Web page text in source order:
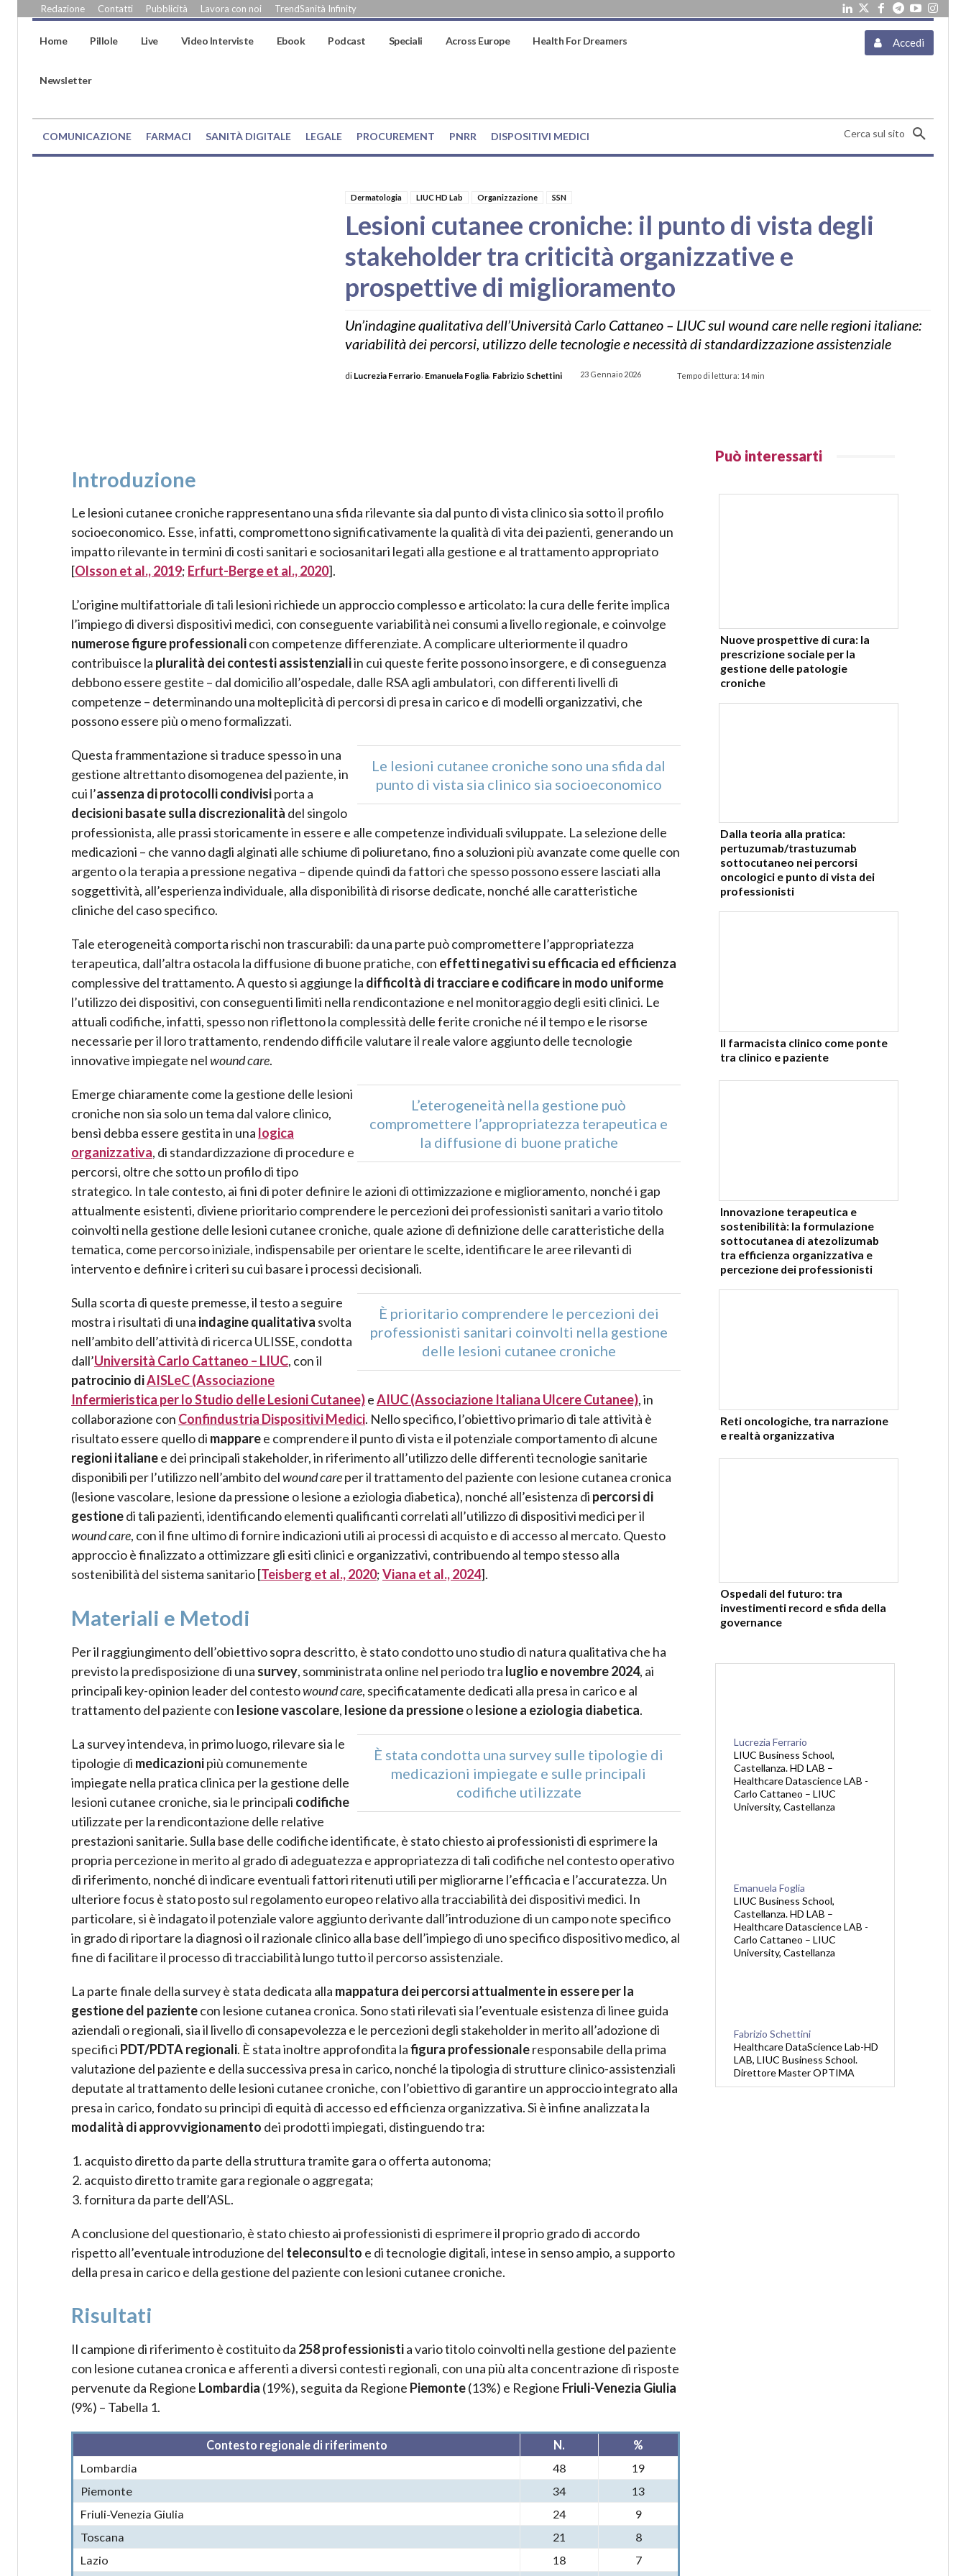
Redazione Contatti Pubblicità Lavora con noi TrendSanità Infinity
Home Pillole Live Video Interviste Ebook Podcast Speciali Across Europe Health For Dreamers
Newsletter
Accedi
COMUNICAZIONE FARMACI SANITÀ DIGITALE LEGALE PROCUREMENT PNRR DISPOSITIVI MEDICI Cerca sul sito
Dermatologia LIUC HD Lab Organizzazione SSN
Lesioni cutanee croniche: il punto di vista degli
stakeholder tra criticità organizzative e
prospettive di miglioramento
Un’indagine qualitativa dell’Università Carlo Cattaneo – LIUC sul wound care nelle regioni italiane:
variabilità dei percorsi, utilizzo delle tecnologie e necessità di standardizzazione assistenziale
di Lucrezia Ferrario Emanuela Foglia Fabrizio Schettini 23 Gennaio 2026 Tempo di lettura: 14 min
Introduzione
Le lesioni cutanee croniche rappresentano una sfida rilevante sia dal punto di vista clinico sia sotto il profilo
socioeconomico. Esse, infatti, compromettono significativamente la qualità di vita dei pazienti, generando un
impatto rilevante in termini di costi sanitari e sociosanitari legati alla gestione e al trattamento appropriato
[Olsson et al., 2019; Erfurt-Berge et al., 2020].
L’origine multifattoriale di tali lesioni richiede un approccio complesso e articolato: la cura delle ferite implica
l’impiego di diversi dispositivi medici, con conseguente variabilità nei consumi a livello regionale, e coinvolge
numerose figure professionalicon competenze differenziate. A complicare ulteriormente il quadro
contribuisce la pluralità dei contesti assistenzialiin cui queste ferite possono insorgere, e di conseguenza
debbono essere gestite – dal domicilio all’ospedale, dalle RSA agli ambulatori, con differenti livelli di
competenze – determinando una molteplicità di percorsi di presa in carico e di modelli organizzativi, che
possono essere più o meno formalizzati.
Le lesioni cutanee croniche sono una sfida dal
punto di vista sia clinico sia socioeconomico
Questa frammentazione si traduce spesso in una
gestione altrettanto disomogenea del paziente, in
cui l’assenza di protocolli condivisiporta a
decisioni basate sulla discrezionalità del singolo
professionista, alle prassi storicamente in essere e alle competenze individuali sviluppate. La selezione delle
medicazioni – che vanno dagli alginati alle schiume di poliuretano, fino a soluzioni più avanzate come quelle con
argento o la terapia a pressione negativa – dipende quindi da fattori che spesso possono essere lasciati alla
soggettività, all’esperienza individuale, alla disponibilità di risorse dedicate, nonché alle caratteristiche
cliniche del caso specifico.
Tale eterogeneità comporta rischi non trascurabili: da una parte può compromettere l’appropriatezza
terapeutica, dall’altra ostacola la diffusione di buone pratiche, con effetti negativi su efficacia ed efficienza
complessive del trattamento. A questo si aggiunge la difficoltà di tracciare e codificare in modo uniforme
l’utilizzo dei dispositivi, con conseguenti limiti nella rendicontazione e nel monitoraggio degli esiti clinici. Le
attuali codifiche, infatti, spesso non riflettono la complessità delle ferite croniche né il tempo e le risorse
necessarie per il loro trattamento, rendendo difficile valutare il reale valore aggiunto delle tecnologie
innovative impiegate nelwound care.
L’eterogeneità nella gestione può
compromettere l’appropriatezza terapeutica e
la diffusione di buone pratiche
Emerge chiaramente come la gestione delle lesioni
croniche non sia solo un tema dal valore clinico,
bensì debba essere gestita in una logica
organizzativa, di standardizzazione di procedure e
percorsi, oltre che sotto un profilo di tipo
strategico. In tale contesto, ai fini di poter definire le azioni di ottimizzazione e miglioramento, nonché i gap
attualmente esistenti, diviene prioritario comprendere le percezioni dei professionisti sanitari a vario titolo
coinvolti nella gestione delle lesioni cutanee croniche, quale azione di definizione delle caratteristiche della
tematica, come percorso iniziale, indispensabile per orientare le scelte, identificare le aree rilevanti di
intervento e definire i criteri su cui basare i processi decisionali.
È prioritario comprendere le percezioni dei
professionisti sanitari coinvolti nella gestione
delle lesioni cutanee croniche
Sulla scorta di queste premesse, il testo a seguire
mostra i risultati di una indagine qualitativa svolta
nell’ambito dell’attività di ricerca ULISSE, condotta
dall’Università Carlo Cattaneo – LIUC, con il
patrocinio diAISLeC(Associazione
Infermieristica per lo Studio delle Lesioni Cutanee)eAIUC(Associazione Italiana Ulcere Cutanee), in
collaborazione con Confindustria Dispositivi Medici. Nello specifico, l’obiettivo primario di tale attività è
risultato essere quello di mapparee comprendere il punto di vista e il potenziale comportamento di alcune
regioni italianee dei principali stakeholder, in riferimento all’utilizzo delle differenti tecnologie sanitarie
disponibili per l’utilizzo nell’ambito delwound careper il trattamento del paziente con lesione cutanea cronica
(lesione vascolare, lesione da pressione o lesione a eziologia diabetica), nonché all’esistenza di percorsi di
gestionedi tali pazienti, identificando elementi qualificanti correlati all’utilizzo di dispositivi medici per il
wound care, con il fine ultimo di fornire indicazioni utili ai processi di acquisto e di accesso al mercato. Questo
approccio è finalizzato a ottimizzare gli esiti clinici e organizzativi, contribuendo al tempo stesso alla
sostenibilità del sistema sanitario [Teisberg et al., 2020;Viana et al., 2024].
Materiali e Metodi
Per il raggiungimento dell’obiettivo sopra descritto, è stato condotto uno studio di natura qualitativa che ha
previsto la predisposizione di una survey, somministrata online nel periodo tra luglio e novembre 2024, ai
principali key-opinion leader del contestowound care, specificatamente dedicati alla presa in carico e al
trattamento del paziente con lesione vascolare, lesione da pressioneolesione a eziologia diabetica.
È stata condotta una survey sulle tipologie di
medicazioni impiegate e sulle principali
codifiche utilizzate
La survey intendeva, in primo luogo, rilevare sia le
tipologie di medicazionipiù comunemente
impiegate nella pratica clinica per la gestione delle
lesioni cutanee croniche, sia le principali codifiche
utilizzate per la rendicontazione delle relative
prestazioni sanitarie. Sulla base delle codifiche identificate, è stato chiesto ai professionisti di esprimere la
propria percezione in merito al grado di adeguatezza e appropriatezza di tali codifiche nel contesto operativo
di riferimento, nonché di indicare eventuali fattori ritenuti utili per migliorarne l’efficacia e l’accuratezza. Un
ulteriore focus è stato posto sul regolamento europeo relativo alla tracciabilità dei dispositivi medici. In
particolare, si è indagato il potenziale valore aggiunto derivante dall’introduzione di un campo note specifico
in grado di riportare la diagnosi o il razionale clinico alla base dell’impiego di uno specifico dispositivo medico, al
fine di facilitare il processo di tracciabilità lungo tutto il percorso assistenziale.
La parte finale della survey è stata dedicata alla mappatura dei percorsi attualmente in essere per la
gestione del pazientecon lesione cutanea cronica. Sono stati rilevati sia l’eventuale esistenza di linee guida
aziendali o regionali, sia il livello di consapevolezza e le percezioni degli stakeholder in merito all’adozione di
specifici PDT/PDTA regionali. È stata inoltre approfondita lafigura professionaleresponsabile della prima
valutazione del paziente e della successiva presa in carico, nonché la tipologia di strutture clinico-assistenziali
deputate al trattamento delle lesioni cutanee croniche, con l’obiettivo di garantire un approccio integrato alla
presa in carico, fondato su principi di equità di accesso ed efficienza organizzativa. Si è infine analizzata la
modalità di approvvigionamento dei prodotti impiegati, distinguendo tra:
acquisto diretto da parte della struttura tramite gara o offerta autonoma;
acquisto diretto tramite gara regionale o aggregata;
fornitura da parte dell’ASL.
A conclusione del questionario, è stato chiesto ai professionisti di esprimere il proprio grado di accordo
rispetto all’eventuale introduzione del teleconsulto e di tecnologie digitali, intese in senso ampio, a supporto
della presa in carico e della gestione del paziente con lesioni cutanee croniche.
Risultati
Il campione di riferimento è costituito da 258 professionistia vario titolo coinvolti nella gestione del paziente
con lesione cutanea cronica e afferenti a diversi contesti regionali, con una più alta concentrazione di risposte
pervenute da Regione Lombardia (19%), seguita da Regione Piemonte(13%) e Regione Friuli-Venezia Giulia
(9%) – Tabella 1.
Contesto regionale di riferimento N.
%
Lombardia
48
19
Piemonte
34
13
Friuli-Venezia Giulia
24
9
Toscana
21
8
Lazio
18
7
Può interessarti
Nuove prospettive di cura: la
prescrizione sociale per la
gestione delle patologie
croniche
Dalla teoria alla pratica:
pertuzumab/trastuzumab
sottocutaneo nei percorsi
oncologici e punto di vista dei
professionisti
Il farmacista clinico come ponte
tra clinico e paziente
Innovazione terapeutica e
sostenibilità: la formulazione
sottocutanea di atezolizumab
tra efficienza organizzativa e
percezione dei professionisti
Reti oncologiche, tra narrazione
e realtà organizzativa
Ospedali del futuro: tra
investimenti record e sfida della
governance
Lucrezia Ferrario
LIUC Business School,
Castellanza. HD LAB –
Healthcare Datascience LAB -
Carlo Cattaneo – LIUC
University, Castellanza
Emanuela Foglia
LIUC Business School,
Castellanza. HD LAB –
Healthcare Datascience LAB -
Carlo Cattaneo – LIUC
University, Castellanza
Fabrizio Schettini
Healthcare DataScience Lab-HD
LAB, LIUC Business School.
Direttore Master OPTIMA